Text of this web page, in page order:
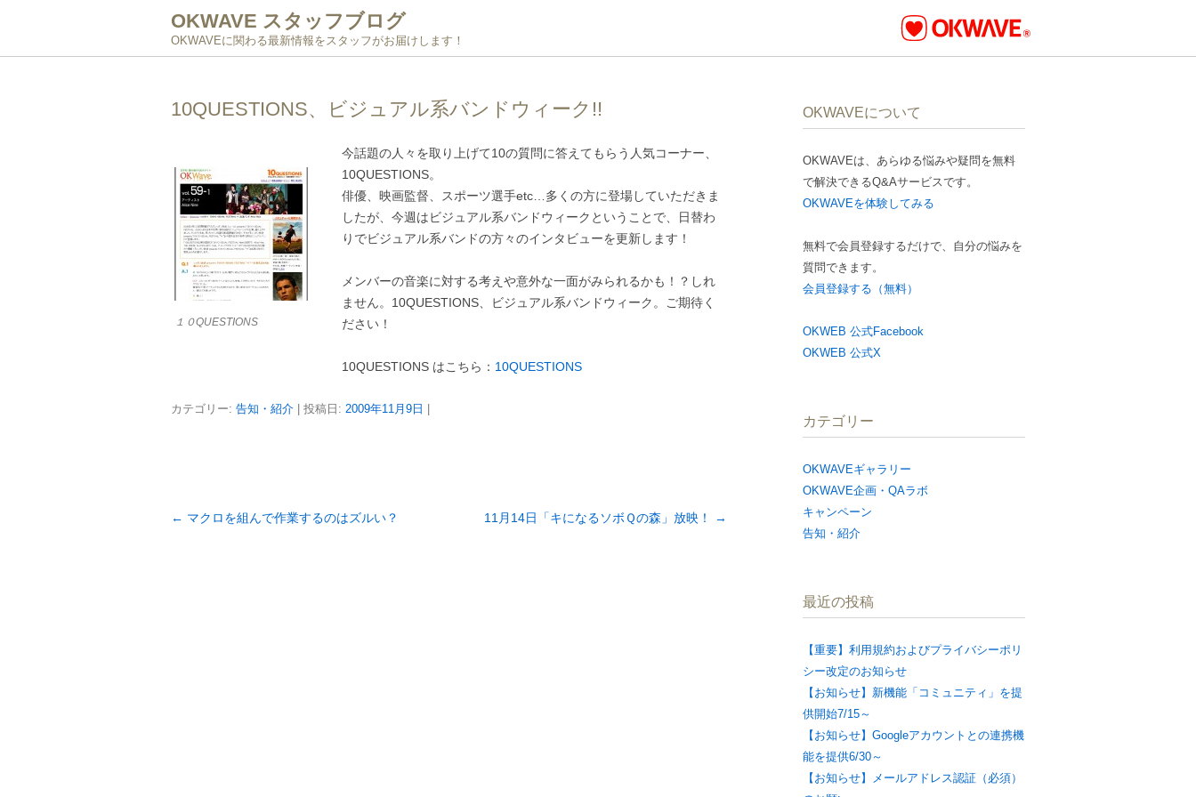
OKWAVE スタッフブログ
OKWAVEに関わる最新情報をスタッフがお届けします！
10QUESTIONS、ビジュアル系バンドウィーク!!
１０QUESTIONS
今話題の人々を取り上げて10の質問に答えてもらう人気コーナー、
10QUESTIONS。
俳優、映画監督、スポーツ選手etc…多くの方に登場していただきま
したが、今週はビジュアル系バンドウィークということで、日替わ
りでビジュアル系バンドの方々のインタビューを更新します！
メンバーの音楽に対する考えや意外な一面がみられるかも！？しれ
ません。10QUESTIONS、ビジュアル系バンドウィーク。ご期待く
ださい！
10QUESTIONS はこちら： 10QUESTIONS
カテゴリー: 告知・紹介 | 投稿日: 2009年11月9日
投
← マクロを組んで作業するのはズルい？ 11月14日「キになるソボＱの森」放映！ →
OKWAVEについて
OKWAVEは、あらゆる悩みや疑問を無料
で解決できるQ&Aサービスです。
OKWAVEを体験してみる
無料で会員登録するだけで、自分の悩みを
質問できます。
会員登録する（無料）
OKWEB 公式Facebook
OKWEB 公式X
カテゴリー
OKWAVEギャラリー
OKWAVE企画・QAラボ
キャンペーン
告知・紹介
最近の投稿
【重要】利用規約およびプライバシーポリ
シー改定のお知らせ
【お知らせ】新機能「コミュニティ」を提
供開始7/15～
【お知らせ】Googleアカウントとの連携機
能を提供6/30～
【お知らせ】メールアドレス認証（必須）